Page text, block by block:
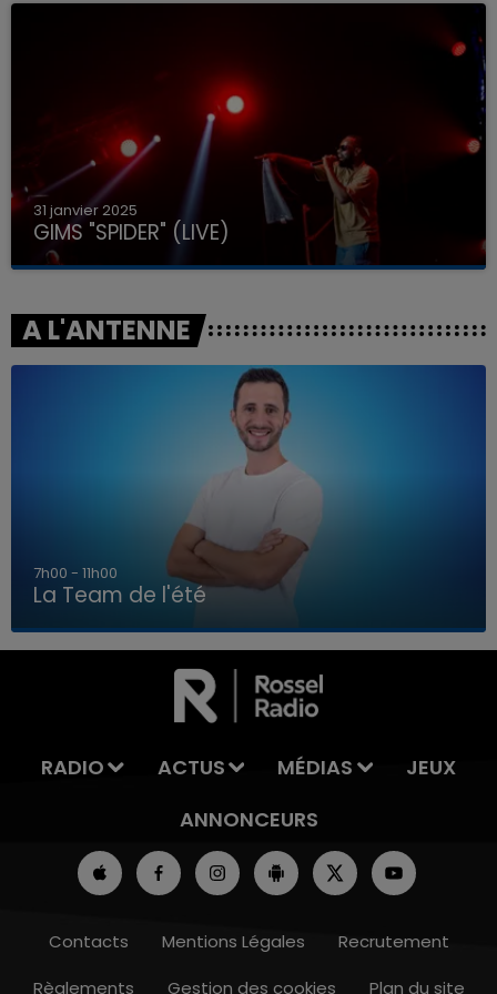
LA TEAM DE L'ÉTÉ
31 janvier 2025
GIMS "SPIDER" (LIVE)
A L'ANTENNE
7h00 - 11h00
La Team de l'été
RADIO ACTUS MÉDIAS
JEUX
ANNONCEURS
Contacts Mentions Légales
Recrutement
Règlements
Gestion des cookies Plan du site